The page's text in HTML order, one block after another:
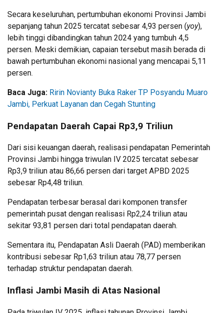
Secara keseluruhan, pertumbuhan ekonomi Provinsi Jambi
sepanjang tahun 2025 tercatat sebesar 4,93 persen (yoy),
lebih tinggi dibandingkan tahun 2024 yang tumbuh 4,5
persen. Meski demikian, capaian tersebut masih berada di
bawah pertumbuhan ekonomi nasional yang mencapai 5,11
persen.
Baca Juga: Ririn Novianty Buka Raker TP Posyandu Muaro
Jambi, Perkuat Layanan dan Cegah Stunting
Pendapatan Daerah Capai Rp3,9 Triliun
Dari sisi keuangan daerah, realisasi pendapatan Pemerintah
Provinsi Jambi hingga triwulan IV 2025 tercatat sebesar
Rp3,9 triliun atau 86,66 persen dari target APBD 2025
sebesar Rp4,48 triliun.
Pendapatan terbesar berasal dari komponen transfer
pemerintah pusat dengan realisasi Rp2,24 triliun atau
sekitar 93,81 persen dari total pendapatan daerah.
Sementara itu, Pendapatan Asli Daerah (PAD) memberikan
kontribusi sebesar Rp1,63 triliun atau 78,77 persen
terhadap struktur pendapatan daerah.
Inflasi Jambi Masih di Atas Nasional